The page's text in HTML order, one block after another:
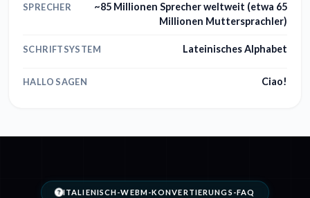
SPRECHER
~85 Millionen Sprecher weltweit (etwa 65
Millionen Muttersprachler)
SCHRIFTSYSTEM Lateinisches Alphabet
HALLO SAGEN Ciao!
ITALIENISCH-WEBM-KONVERTIERUNGS-FAQ